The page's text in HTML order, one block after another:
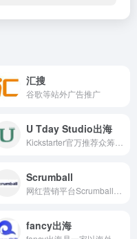
汇搜
谷歌等站外广告推广
U Tday Studio出海
Scrumball
fancy出海